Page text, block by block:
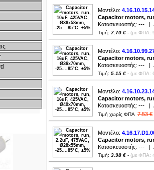
Μοντέλο:
Capacitor motors,
Κατασκευαστής: --- |
Τιμή: 7.70 € - (με ΦΠΑ:
Μοντέλο:
Capacitor motors,
Κατασκευαστής: --- |
Τιμή: 5.15 € - (με ΦΠΑ:
Μοντέλο:
Capacitor motors,
Κατασκευαστής: --- |
Τιμή χωρίς ΦΠΑ 7.53 €
Μοντέλο:
Capacitor motors,
Κατασκευαστής: --- |
Τιμή: 3.98 € - (με ΦΠΑ: